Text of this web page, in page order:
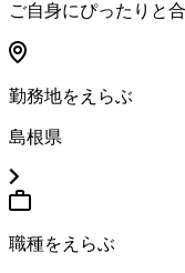
ご自身にぴったりと
勤務地をえらぶ
島根県
職種をえらぶ